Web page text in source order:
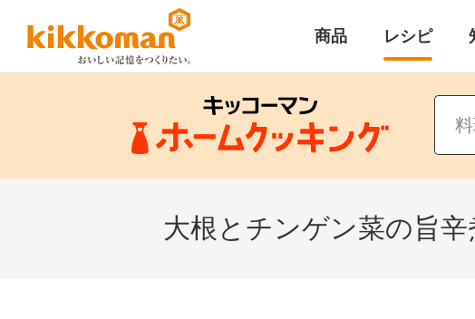
商品 レシピ
大根とチンゲン菜の旨辛